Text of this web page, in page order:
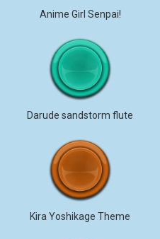
Anime Girl Senpai!
Darude sandstorm flute
Kira Yoshikage Theme